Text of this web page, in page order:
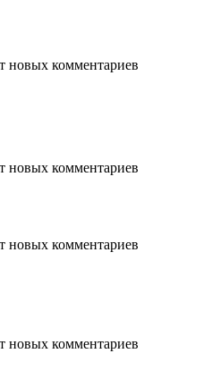
новых комментариев
новых комментариев
новых комментариев
новых комментариев